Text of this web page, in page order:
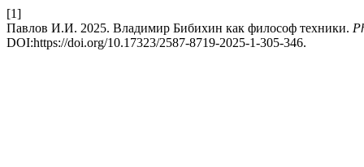
[1]
Павлов И.И. 2025. Владимир Бибихин как философ техники.
DOI:https://doi.org/10.17323/2587-8719-2025-1-305-346.